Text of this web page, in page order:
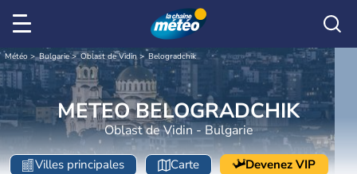
Météo Bulgarie Oblast de Vidin Belogradchik
METEO BELOGRADCHIK
Oblast de Vidin - Bulgarie
Villes principales Carte Devenez VIP